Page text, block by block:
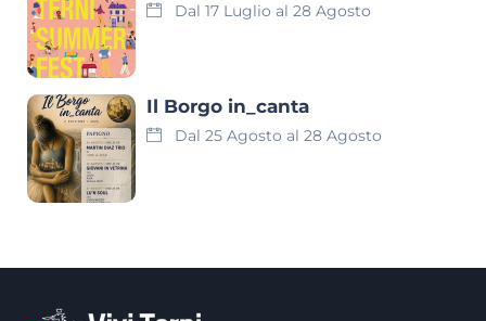
Dal 17 Luglio al 28 Agosto
Il Borgo in_canta
Dal 25 Agosto al 28 Agosto